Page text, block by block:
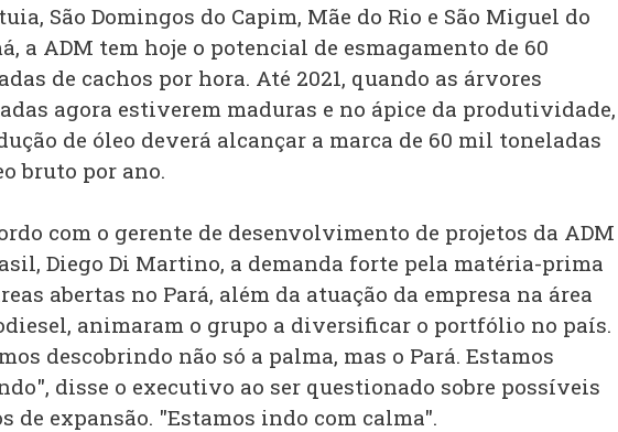
São Domingos do Capim, Mãe do Rio e São Miguel do
a ADM tem hoje o potencial de esmagamento de 60
de cachos por hora. Até 2021, quando as árvores
agora estiverem maduras e no ápice da produtividade,
de óleo deverá alcançar a marca de 60 mil toneladas
bruto por ano.
com o gerente de desenvolvimento de projetos da ADM
Diego Di Martino, a demanda forte pela matéria-prima
abertas no Pará, além da atuação da empresa na área
animaram o grupo a diversificar o portfólio no país.
descobrindo não só a palma, mas o Pará. Estamos
disse o executivo ao ser questionado sobre possíveis
de expansão. "Estamos indo com calma".